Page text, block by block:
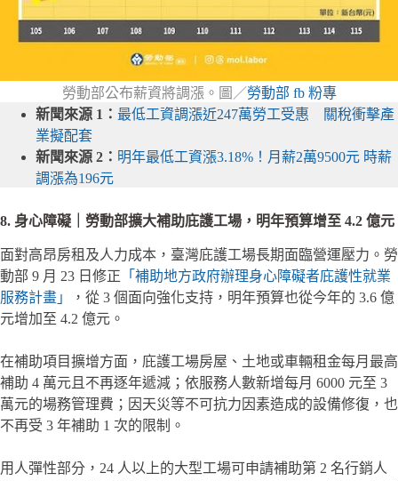
勞動部公布薪資將調漲。圖／勞動部 fb 粉專
新聞來源 1： 最低工資調漲近247萬勞工受惠 關稅衝擊產
業擬配套
新聞來源 2： 明年最低工資漲3.18%！月薪2萬9500元 時薪
調漲為196元
8. 身心障礙｜勞動部擴大補助庇護工場，明年預算增至 4.2 億元
面對高昂房租及人力成本，臺灣庇護工場長期面臨營運壓力。勞
動部 9 月 23 日修正 「補助地方政府辦理身心障礙者庇護性就業
服務計畫」
，從 3 個面向強化支持，明年預算也從今年的 3.6 億
元增加至 4.2 億元。
在補助項目擴增方面，庇護工場房屋、土地或車輛租金每月最高
補助 4 萬元且不再逐年遞減；依服務人數新增每月 6000 元至 3
萬元的場務管理費；因天災等不可抗力因素造成的設備修復，也
不再受 3 年補助 1 次的限制。
用人彈性部分，24 人以上的大型工場可申請補助第 2 名行銷人